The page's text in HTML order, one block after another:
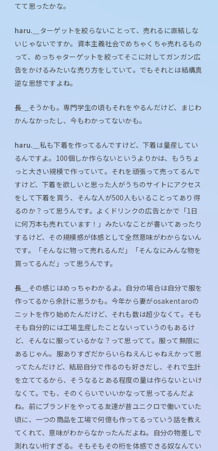
てて思ったかな。
haru.＿ ターゲットを絞らないことって、売れるに直結しな
いじゃないですか。資本主義社会でめちゃくちゃ売れるもの
って、めっちゃターゲットを絞ってそこに対してガンガン広
告をかけるみたいな売り方をしていて。でもそれとは結構真
逆な思想ですよね。
長＿ そうかも。専門学生の頃もそれをやるんだけど、まじわ
かんなかったし、今もわかってないかも。
haru.＿ 私も下着を作ってるんですけど、下着は量産してい
るんですよ。100個しか作らないというよりかは、もうちょ
っと大きい規模で作っていて。それを頑張って売ってるんで
すけど、下着を欲しいと思った人がうちのサイトにアクセス
をして下着を買う、そんな人が500人もいることってあり得
るのか？って思うんです。よくドリンクの広告とかで「1日
に何万本も売れています！」みたいなことが書いてあったり
するけど、その規模感が体感として全然意味がわからないん
です。「そんなに物って売れるんだ」「そんなにみんな物を
買ってるんだ」って思うんです。
長＿ その感じはめっちゃわかるよ。自分の場合は自分で服を
作ってるから余計に思うかも。今年から妻がosakentaroの
ニットを作り始めたんだけど、それも数は超少なくて。そも
そも自分的には工場生産したことないっていうのもあるけ
ど、そんなに服っているかな？って思ってて。服って無限に
あるじゃん。服ありすぎだからいらねえんじゃねえかって思
ってたんだけど、結局自分で作るのも好きだし、それで生計
を立ててるから、そうなるとある程度の量は作らないといけ
なくて。でも、そのくらいでいいかなって思ってるんだよ
ね。前にブランドをやってる友達が昔ユニクロで働いていた
頃に、一つの商品を工場で何億も作ってるっていう話を教え
てくれて、意味がわからなかったんだよね。自分の物差しで
測れない桁すぎる。そもそもその桁を体感できる奴なんてい